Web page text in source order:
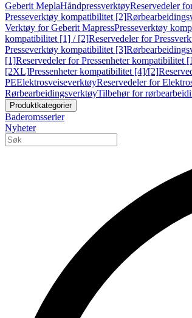
Geberit MeplaHåndpressverktøyReservedeler
Presseverktøy kompatibilitet [2]
Verktøy for Geberit MapressPresseverktøy
kompatibilitet [1] / [2]Reservedeler for
Presseverktøy kompatibilitet [3]
[1]Reservedeler for Pressenheter kompatibilitet
[2XL]Pressenheter kompatibilitet [4]/[2]
PEElektrosveiseverktøyReservedeler for
RørbearbeidingsverktøyTilbehør for
Produktkategorier
Baderomsserier
Nyheter